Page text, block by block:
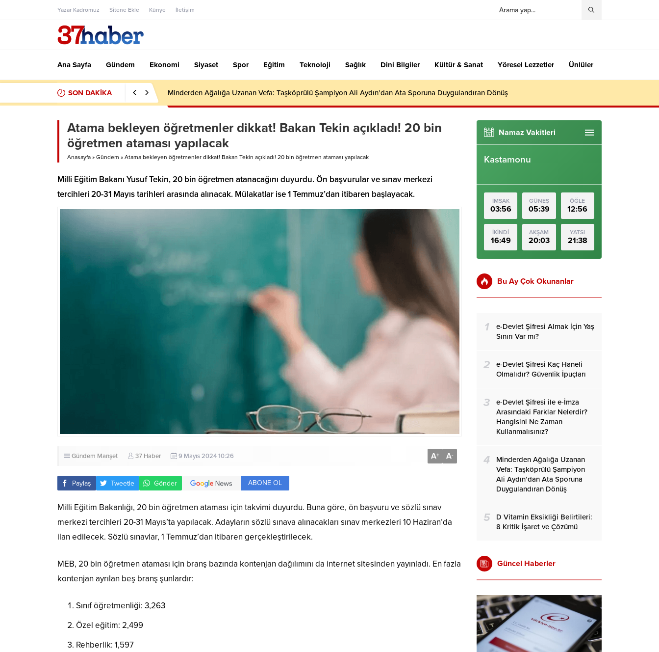
Yazar Kadromuz Sitene Ekle Künye İletişim
Ana Sayfa Gündem Ekonomi Siyaset Spor Eğitim Teknoloji Sağlık Dini Bilgiler Kültür & Sanat Yöresel Lezzetler Ünlüler
SON DAKİKA Minderden Ağalığa Uzanan Vefa: Taşköprülü Şampiyon Ali Aydın’dan Ata Sporuna Duygulandıran Dönüş
Atama bekleyen öğretmenler dikkat! Bakan Tekin açıkladı! 20 bin
öğretmen ataması yapılacak
Anasayfa » Gündem » Atama bekleyen öğretmenler dikkat! Bakan Tekin açıkladı! 20 bin öğretmen ataması yapılacak
Milli Eğitim Bakanı Yusuf Tekin, 20 bin öğretmen atanacağını duyurdu. Ön başvurular ve sınav merkezi
tercihleri 20-31 Mayıs tarihleri arasında alınacak. Mülakatlar ise 1 Temmuz’dan itibaren başlayacak.
Gündem Manşet 37 Haber 9 Mayıs 2024 10:26 A+ A-
Paylaş Tweetle Gönder ABONE OL
Milli Eğitim Bakanlığı, 20 bin öğretmen ataması için takvimi duyurdu. Buna göre, ön başvuru ve sözlü sınav
merkezi tercihleri 20-31 Mayıs’ta yapılacak. Adayların sözlü sınava alınacakları sınav merkezleri 10 Haziran’da
ilan edilecek. Sözlü sınavlar, 1 Temmuz’dan itibaren gerçekleştirilecek.
MEB, 20 bin öğretmen ataması için branş bazında kontenjan dağılımını da internet sitesinden yayınladı. En fazla
kontenjan ayrılan beş branş şunlardır:
Sınıf öğretmenliği: 3,263
Özel eğitim: 2,499
Rehberlik: 1,597
Namaz Vakitleri
Kastamonu
İMSAK
03:56
GÜNEŞ
05:39
ÖĞLE
12:56
İKİNDİ
16:49
AKŞAM
20:03
YATSI
21:38
Bu Ay Çok Okunanlar
1
e-Devlet Şifresi Almak İçin Yaş
Sınırı Var mı?
2
e-Devlet Şifresi Kaç Haneli
Olmalıdır? Güvenlik İpuçları
3
e-Devlet Şifresi ile e-İmza
Arasındaki Farklar Nelerdir?
Hangisini Ne Zaman
Kullanmalısınız?
4
Minderden Ağalığa Uzanan
Vefa: Taşköprülü Şampiyon
Ali Aydın’dan Ata Sporuna
Duygulandıran Dönüş
5
D Vitamin Eksikliği Belirtileri:
8 Kritik İşaret ve Çözümü
Güncel Haberler